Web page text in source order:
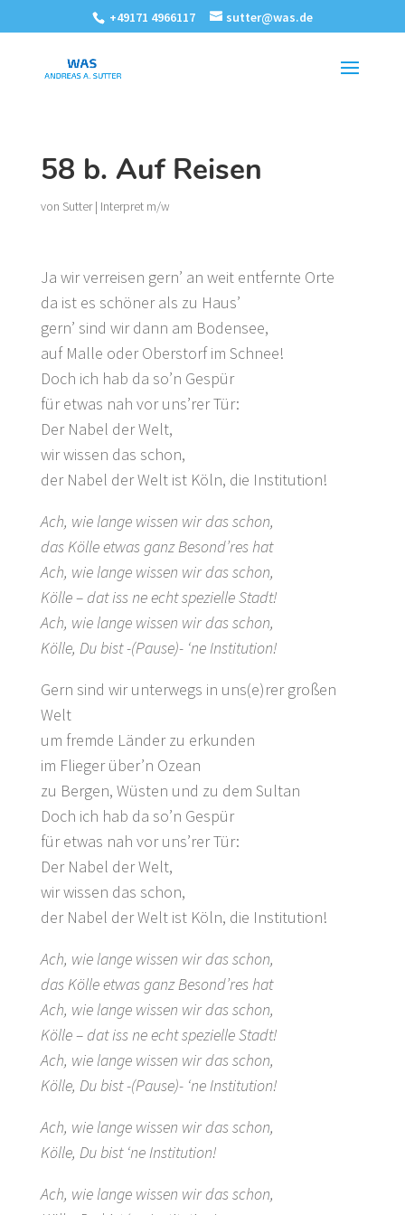
+49171 4966117 sutter@was.de
58 b. Auf Reisen
von Sutter| Interpret m/w
Ja wir verreisen gern’ an weit entfernte Orte
da ist es schöner als zu Haus’
gern’ sind wir dann am Bodensee,
auf Malle oder Oberstorf im Schnee!
Doch ich hab da so’n Gespür
für etwas nah vor uns’rer Tür:
Der Nabel der Welt,
wir wissen das schon,
der Nabel der Welt ist Köln, die Institution!
Ach, wie lange wissen wir das schon,
das Kölle etwas ganz Besond’res hat
Ach, wie lange wissen wir das schon,
Kölle – dat iss ne echt spezielle Stadt!
Ach, wie lange wissen wir das schon,
Kölle, Du bist -(Pause)- ‘ne Institution!
Gern sind wir unterwegs in uns(e)rer großen
Welt
um fremde Länder zu erkunden
im Flieger über’n Ozean
zu Bergen, Wüsten und zu dem Sultan
Doch ich hab da so’n Gespür
für etwas nah vor uns’rer Tür:
Der Nabel der Welt,
wir wissen das schon,
der Nabel der Welt ist Köln, die Institution!
Ach, wie lange wissen wir das schon,
das Kölle etwas ganz Besond’res hat
Ach, wie lange wissen wir das schon,
Kölle – dat iss ne echt spezielle Stadt!
Ach, wie lange wissen wir das schon,
Kölle, Du bist -(Pause)- ‘ne Institution!
Ach, wie lange wissen wir das schon,
Kölle, Du bist ‘ne Institution!
Ach, wie lange wissen wir das schon,